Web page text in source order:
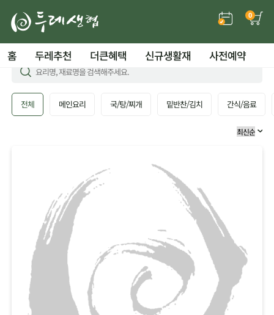
0
홈 두레추천 더큰혜택 신규생활재 사전예약
전체 메인요리 국/탕/찌개 밑반찬/김치 간식/음료